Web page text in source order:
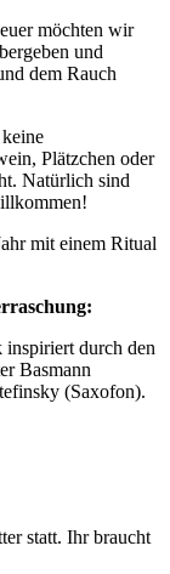
möchten wir
und
dem Rauch
Plätzchen oder
Natürlich sind
mit einem Ritual
durch den
Basmann
(Saxofon).
statt. Ihr braucht